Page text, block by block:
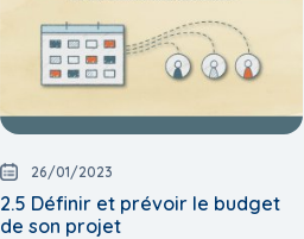
26/01/2023
2.5 Définir et prévoir le budget
de son projet